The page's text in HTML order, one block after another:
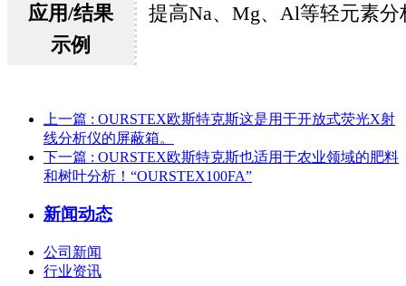
应用/结果
示例
提高Na、Mg、Al等轻元素分
上一篇 : OURSTEX欧斯特克斯这是用于开放式荧光X射
线分析仪的屏蔽箱。
下一篇 : OURSTEX欧斯特克斯也适用于农业领域的肥料
和树叶分析！“OURSTEX100FA”
新闻动态
公司新闻
行业资讯